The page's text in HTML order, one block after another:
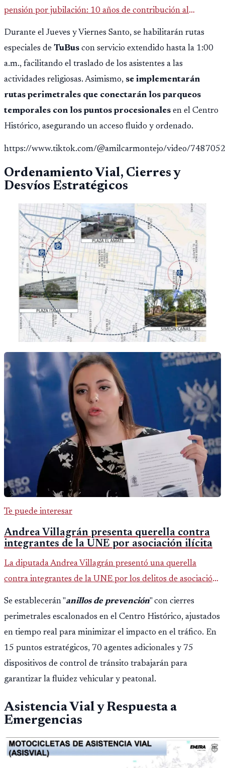
pensión por jubilación: 10 años de contribución al
Durante el Jueves y Viernes Santo, se habilitarán rutas
especiales de TuBus con servicio extendido hasta la 1:00
a.m., facilitando el traslado de los asistentes a las
actividades religiosas. Asimismo, se implementarán
rutas perimetrales que conectarán los parqueos
temporales con los puntos procesionales en el Centro
Histórico, asegurando un acceso fluido y ordenado.
https://www.tiktok.com/@amilcarmontejo/video/
Ordenamiento Vial, Cierres y
Desvíos Estratégicos
Te puede interesar
Andrea Villagrán presenta querella contra
integrantes de la UNE por asociación ilícita
La diputada Andrea Villagrán presentó una querella
contra integrantes de la UNE por los delitos de asociación
ilícita, terrorismo y sedición.
Se establecerán "anillos de prevención" con cierres
perimetrales escalonados en el Centro Histórico, ajustados
en tiempo real para minimizar el impacto en el tráfico. En
15 puntos estratégicos, 70 agentes adicionales y 75
dispositivos de control de tránsito trabajarán para
garantizar la fluidez vehicular y peatonal.
Asistencia Vial y Respuesta a
Emergencias